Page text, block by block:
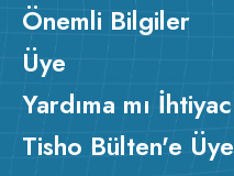
Önemli Bilgiler
Üye
Yardıma mı
Tisho Bülten'e